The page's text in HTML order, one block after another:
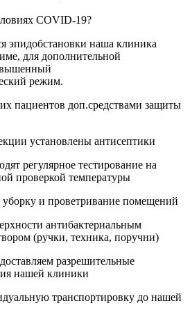
COVID-19?
эпидобстановки наша клиника
для дополнительной
режим.
пациентов доп.средствами защиты
установлены антисептики
регулярное тестирование на
проверкой температуры
и проветривание помещений
антибактериальным
(ручки, техника, поручни)
разрешительные
нашей клиники
транспортировку до нашей